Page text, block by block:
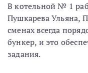
В котельной № 1
Пушкарева Ульяна,
сменах всегда
бункер, и это
задания.